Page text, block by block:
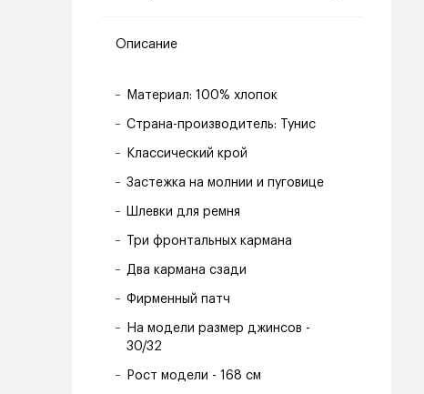
Описание
Материал: 100% хлопок
Страна-производитель: Тунис
Классический крой
Застежка на молнии и пуговице
Шлевки для ремня
Три фронтальных кармана
Два кармана сзади
Фирменный патч
На модели размер джинсов -
30/32
Рост модели - 168 см